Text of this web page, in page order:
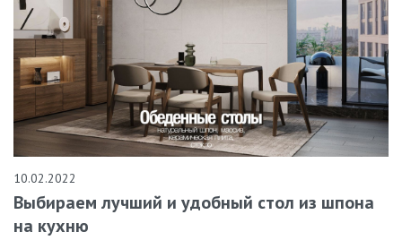
10.02.2022
Выбираем лучший и удобный стол из шпона
на кухню